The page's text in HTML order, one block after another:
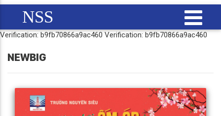
NSS
Verification: b9fb70866a9ac460 Verification: b9fb70866a9ac460
NEWBIG